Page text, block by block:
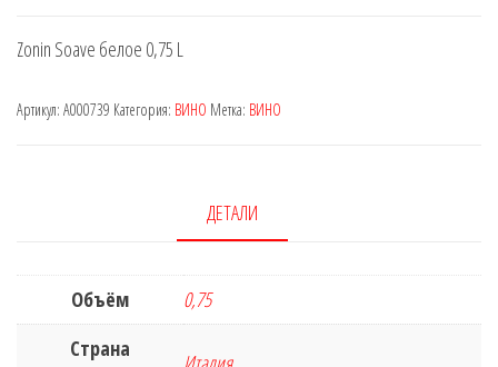
Zonin Soave белое 0,75 L
Артикул: A000739 Категория: ВИНО Метка: ВИНО
ДЕТАЛИ
Объём
0,75
Страна